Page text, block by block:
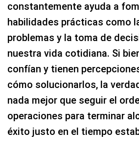
constantemente ayuda a
habilidades prácticas como
problemas y la toma de
nuestra vida cotidiana. Si
confían y tienen
cómo solucionarlos, la
nada mejor que seguir el
operaciones para terminar
éxito justo en el tiempo